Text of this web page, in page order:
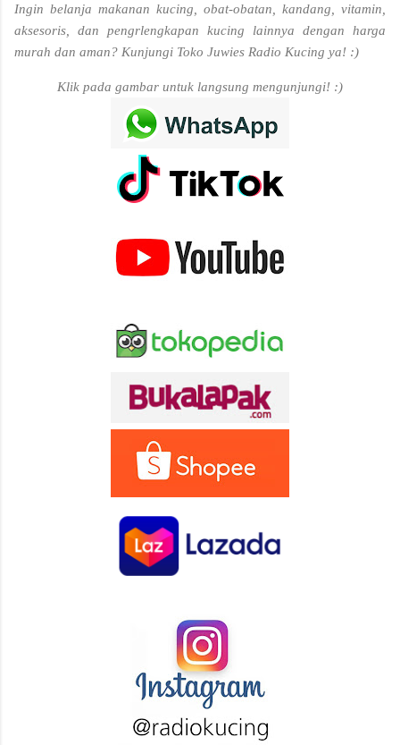
Ingin belanja makanan kucing, obat-obatan, kandang, vitamin,
aksesoris, dan pengrlengkapan kucing lainnya dengan harga
murah dan aman? Kunjungi Toko Juwies Radio Kucing ya! :)
Klik pada gambar untuk langsung mengunjungi! :)